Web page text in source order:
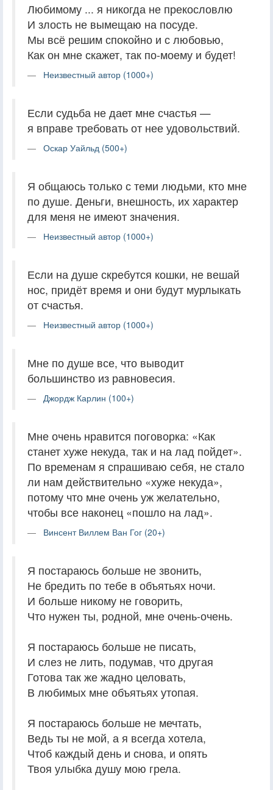
Любимому ... я никогда не прекословлю
И злость не вымещаю на посуде.
Мы всё решим спокойно и с любовью,
Как он мне скажет, так по-моему и будет!
Неизвестный автор (1000+)
Если судьба не дает мне счастья —
я вправе требовать от нее удовольствий.
Оскар Уайльд (500+)
Я общаюсь только с теми людьми, кто мне
по душе. Деньги, внешность, их характер
для меня не имеют значения.
Неизвестный автор (1000+)
Если на душе скребутся кошки, не вешай
нос, придёт время и они будут мурлыкать
от счастья.
Неизвестный автор (1000+)
Мне по душе все, что выводит
большинство из равновесия.
Джордж Карлин (100+)
Мне очень нравится поговорка: «Как
станет хуже некуда, так и на лад пойдет».
По временам я спрашиваю себя, не стало
ли нам действительно «хуже некуда»,
потому что мне очень уж желательно,
чтобы все наконец «пошло на лад».
Винсент Виллем Ван Гог (20+)
Я постараюсь больше не звонить,
Не бредить по тебе в объятьях ночи.
И больше никому не говорить,
Что нужен ты, родной, мне очень-очень.
Я постараюсь больше не писать,
И слез не лить, подумав, что другая
Готова так же жадно целовать,
В любимых мне объятьях утопая.
Я постараюсь больше не мечтать,
Ведь ты не мой, а я всегда хотела,
Чтоб каждый день и снова, и опять
Твоя улыбка душу мою грела.